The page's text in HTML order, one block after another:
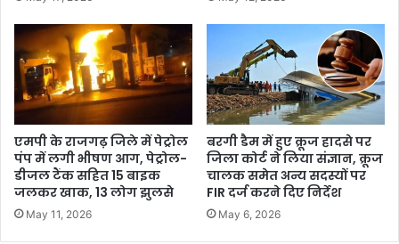
एमपी के राजगढ़ जिले में पेट्रोल
पंप में लगी भीषण आग, पेट्रोल-
डीजल टैंक सहित 15 बाइक
जलकर खाक, 13 लोग झुलसे
May 11, 2026
बरगी डैम में हुए क्रूज हादसे पर
जिला कोर्ट ने लिया संज्ञान, क्रूज
चालक समेत अन्य सदस्यों पर
FIR दर्ज करने दिए निर्देश
May 6, 2026